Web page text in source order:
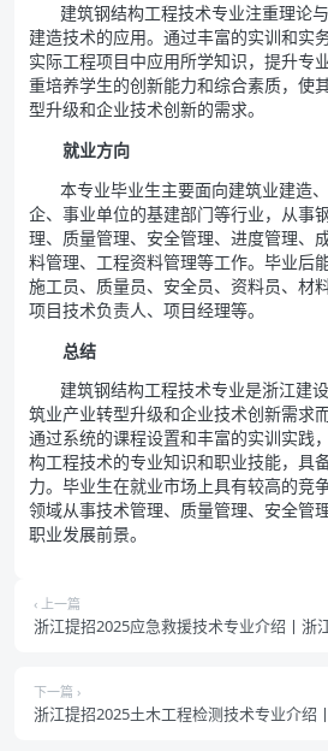
建筑钢结构工程技术专业注重理论
建造技术的应用。通过丰富的实训和实
实际工程项目中应用所学知识，提升专
重培养学生的创新能力和综合素质，使
型升级和企业技术创新的需求。
就业方向
本专业毕业生主要面向建筑业建造
企、事业单位的基建部门等行业，从事
理、质量管理、安全管理、进度管理、
料管理、工程资料管理等工作。毕业后
施工员、质量员、安全员、资料员、材
项目技术负责人、项目经理等。
总结
建筑钢结构工程技术专业是浙江建
筑业产业转型升级和企业技术创新需求
通过系统的课程设置和丰富的实训实践
构工程技术的专业知识和职业技能，具
力。毕业生在就业市场上具有较高的竞
领域从事技术管理、质量管理、安全管
职业发展前景。
‹ 上一篇
浙江提招2025应急救援技术专业介绍丨浙
下一篇 ›
浙江提招2025土木工程检测技术专业介绍